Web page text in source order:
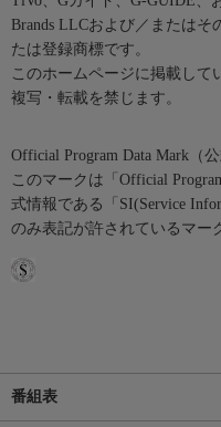
Brands LLCおよび／またはそ
たは登録商標です。
このホームページに掲載し
複写・転載を禁じます。
Official Program Data Mark（
このマークは「Official
式情報である「SI(Service
のみ表記が許されているマー
番組表